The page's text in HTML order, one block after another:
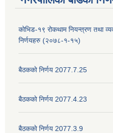
कोभिड-१९ रोकथाम नियन्त्रण तथा
निर्णयहरु (२०७८-१-१५)
बैठकको निर्णय 2077.7.25
बैठकको निर्णय 2077.4.23
बैठकको निर्णय 2077.3.9